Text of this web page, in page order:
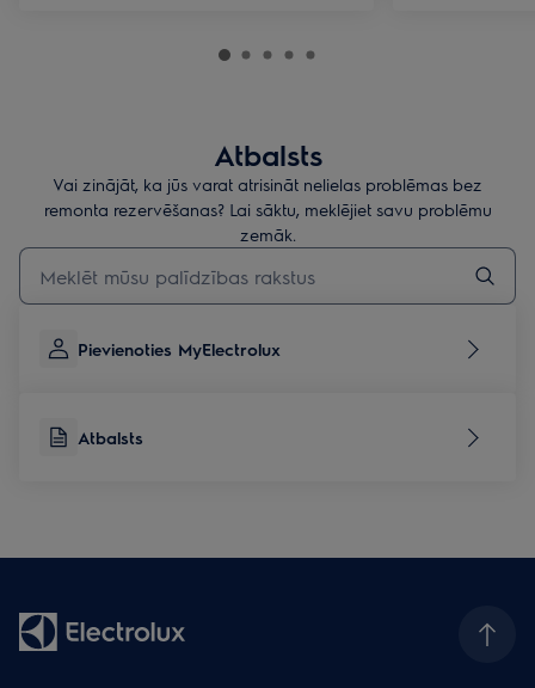
Atbalsts
Vai zinājāt, ka jūs varat atrisināt nelielas problēmas bez
remonta rezervēšanas? Lai sāktu, meklējiet savu problēmu
zemāk.
Rakstiet, lai meklētu rakstus par atbalstu
Pievienoties MyElectrolux
Atbalsts